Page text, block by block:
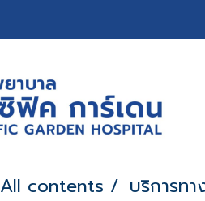
All contents บริการท